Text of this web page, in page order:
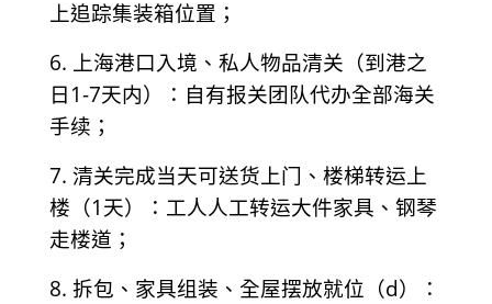
上追踪集装箱位置；
6. 上海港口入境、私人物品清关（到港之
日1-7天内）：自有报关团队代办全部海关
手续；
7. 清关完成当天可送货上门、楼梯转运上
楼（1天）：工人人工转运大件家具、钢琴
走楼道；
8. 拆包、家具组装、全屋摆放就位（d）：